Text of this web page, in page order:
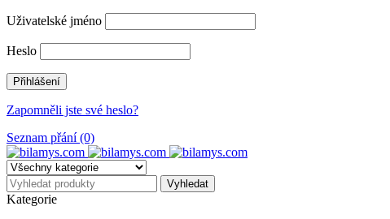
Uživatelské jméno
Heslo
Zapomněli jste své heslo?
Seznam přání (0)
Kategorie